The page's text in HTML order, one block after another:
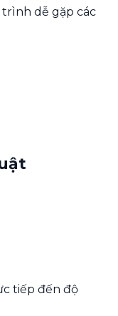
dễ gặp các
tiếp đến độ